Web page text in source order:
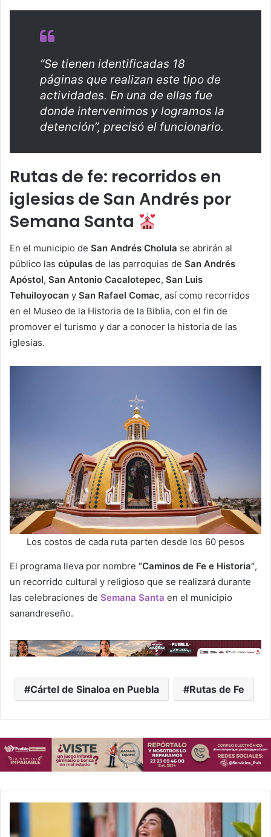
“Se tienen identificadas 18
páginas que realizan este tipo de
actividades. En una de ellas fue
donde intervenimos y logramos la
detención”, precisó el funcionario.
Rutas de fe: recorridos en
iglesias de San Andrés por
Semana Santa
En el municipio de San Andrés Cholula se abrirán al
público las cúpulas de las parroquias de San Andrés
Apóstol, San Antonio Cacalotepec, San Luis
Tehuiloyocan y San Rafael Comac, así como recorridos
en el Museo de la Historia de la Biblia, con el fin de
promover el turismo y dar a conocer la historia de las
iglesias.
Los costos de cada ruta parten desde los 60 pesos
El programa lleva por nombre “Caminos de Fe e Historia”,
un recorrido cultural y religioso que se realizará durante
las celebraciones de Semana Santa en el municipio
sanandreseño.
Cártel de Sinaloa en Puebla Rutas de Fe
2025: